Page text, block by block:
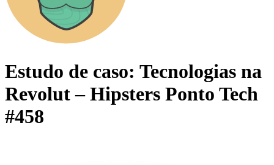
Estudo de caso: Tecnologias na
Revolut – Hipsters Ponto Tech
#458